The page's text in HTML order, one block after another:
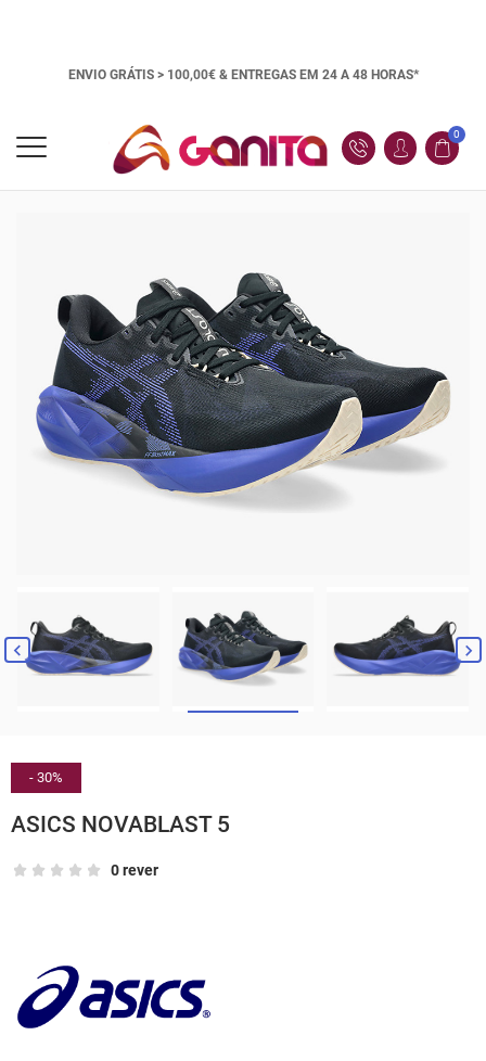
ENVIO GRÁTIS > 100,00€ & ENTREGAS EM 24 A 48 HORAS*
0
 
- 30%
ASICS NOVABLAST 5
0 rever